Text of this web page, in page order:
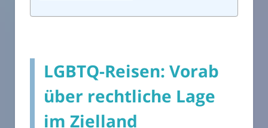
LGBTQ-Reisen: Vorab
über rechtliche Lage
im Zielland